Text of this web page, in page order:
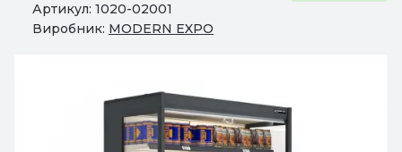
Артикул: 1020-02001
Виробник: MODERN EXPO